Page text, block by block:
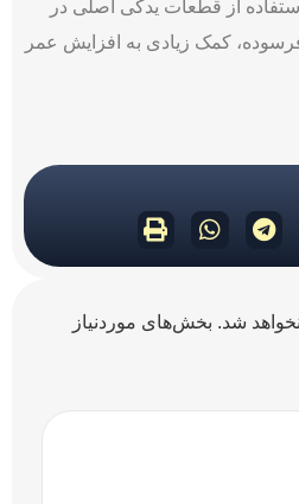
از قطعات یدکی اصلی در
کمک زیادی به افزایش عمر
شد. بخش‌های موردنیاز